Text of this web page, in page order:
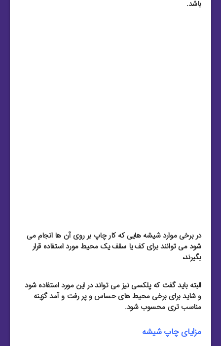
باشد.
در برخی موارد شیشه هایی که کار چاپ بر روی آن ها انجام می
شود می توانند برای کف یا سقف یک محیط مورد استفاده قرار
بگیرند،
البته باید گفت که پلکسی نیز می تواند در این مورد استفاده شود
و شاید برای برخی محیط های حساس و پر رفت و آمد گزینه
مناسب تری محسوب شود.
مزایای چاپ شیشه